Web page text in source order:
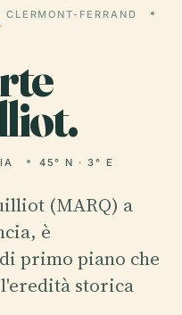
CLERMONT-FERRAND
45° N · 3° E
(MARQ) a
è
primo piano che
storica